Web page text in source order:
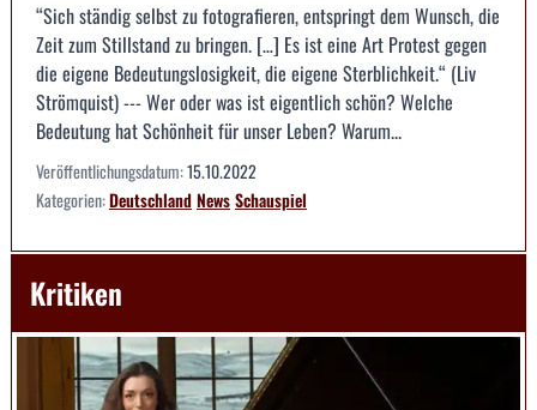
“Sich ständig selbst zu fotografieren, entspringt dem Wunsch, die
Zeit zum Stillstand zu bringen. […] Es ist eine Art Protest gegen
die eigene Bedeutungslosigkeit, die eigene Sterblichkeit.“ (Liv
Strömquist) --- Wer oder was ist eigentlich schön? Welche
Bedeutung hat Schönheit für unser Leben? Warum...
Veröffentlichungsdatum:15.10.2022
Kategorien:DeutschlandNewsSchauspiel
Kritiken